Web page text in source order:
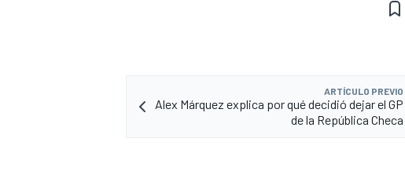
ARTÍCULO PREVIO
Alex Márquez explica por qué decidió dejar el GP
de la República Checa